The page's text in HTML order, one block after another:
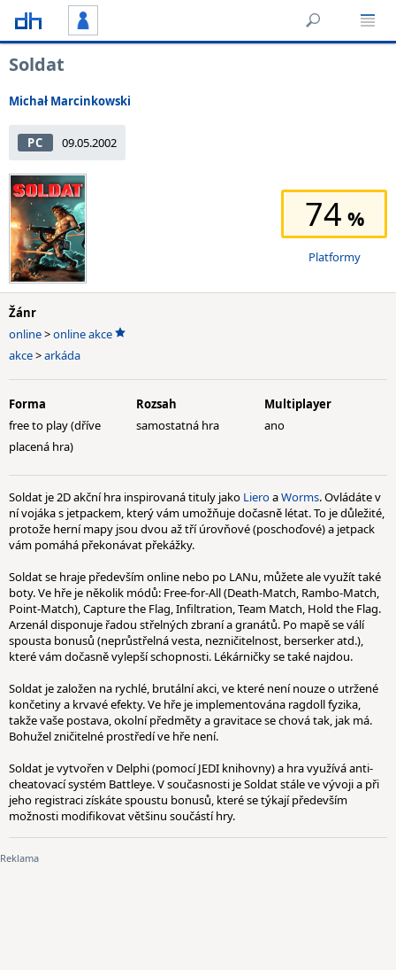
Soldat
Michał Marcinkowski
PC 09.05.2002
74
Platformy
Žánr
online>online akce
akce>arkáda
Forma
free to play (dříve
placená hra)
Rozsah
samostatná hra
Multiplayer
ano
Soldat je 2D akční hra inspirovaná tituly jako LieroaWorms. Ovládáte v
ní vojáka s jetpackem, který vám umožňuje dočasně létat. To je důležité,
protože herní mapy jsou dvou až tří úrovňové (poschoďové) a jetpack
vám pomáhá překonávat překážky.
Soldat se hraje především online nebo po LANu, můžete ale využít také
boty. Ve hře je několik módů: Free-for-All (Death-Match, Rambo-Match,
Point-Match), Capture the Flag, Infiltration, Team Match, Hold the Flag.
Arzenál disponuje řadou střelných zbraní a granátů. Po mapě se válí
spousta bonusů (neprůstřelná vesta, nezničitelnost, berserker atd.),
které vám dočasně vylepší schopnosti. Lékárničky se také najdou.
Soldat je založen na rychlé, brutální akci, ve které není nouze o utržené
končetiny a krvavé efekty. Ve hře je implementována ragdoll fyzika,
takže vaše postava, okolní předměty a gravitace se chová tak, jak má.
Bohužel zničitelné prostředí ve hře není.
Soldat je vytvořen v Delphi (pomocí JEDI knihovny) a hra využívá anti-
cheatovací systém Battleye. V současnosti je Soldat stále ve vývoji a při
jeho registraci získáte spoustu bonusů, které se týkají především
možnosti modifikovat většinu součástí hry.